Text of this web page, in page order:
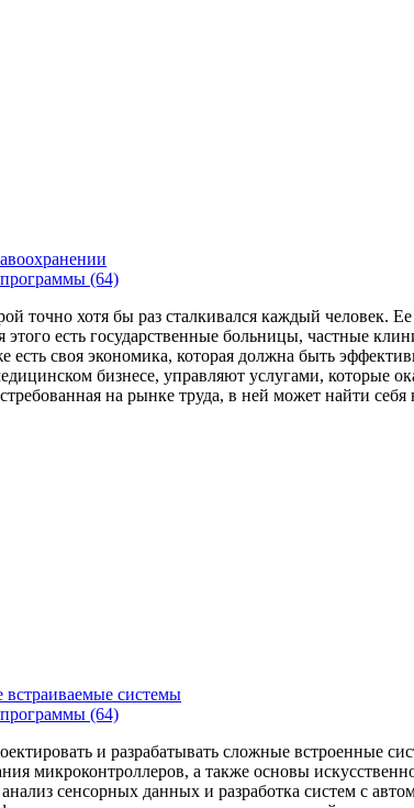
(64)
точно хотя бы раз сталкивался каждый человек.
есть государственные больницы, частные
своя экономика, которая должна быть
бизнесе, управляют услугами, которые
на рынке труда, в ней может найти
встраиваемые системы
(64)
и разрабатывать сложные встроенные
микроконтроллеров, а также основы
сенсорных данных и разработка систем с